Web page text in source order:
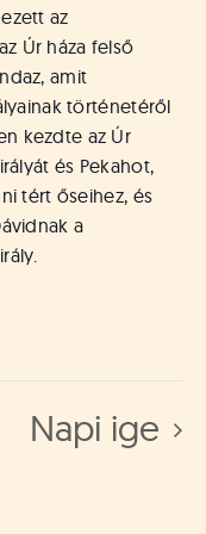
az
Úr háza felső
amit
történetéről
kezdte az Úr
és Pekahot,
tért őseihez, és
a
Napi ige